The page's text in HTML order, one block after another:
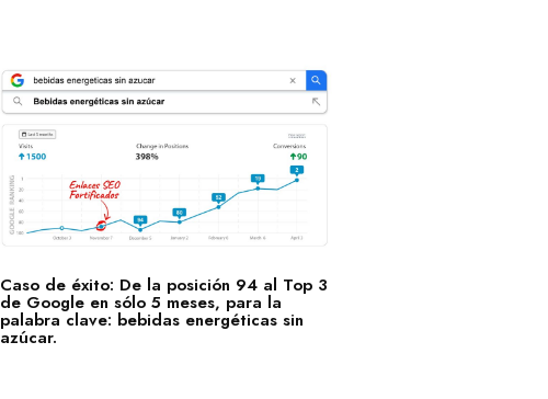
Caso de éxito: De la posición 94 al Top 3
de Google en sólo 5 meses, para la
palabra clave: bebidas energéticas sin
azúcar.